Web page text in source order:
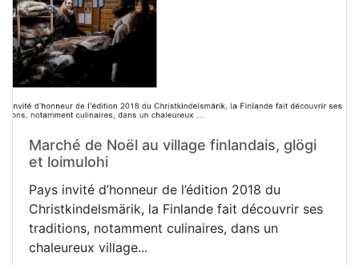
Marché de Noël au village finlandais, glögi
et loimulohi
Pays invité d’honneur de l’édition 2018 du
Christkindelsmärik, la Finlande fait découvrir ses
traditions, notamment culinaires, dans un
chaleureux village...